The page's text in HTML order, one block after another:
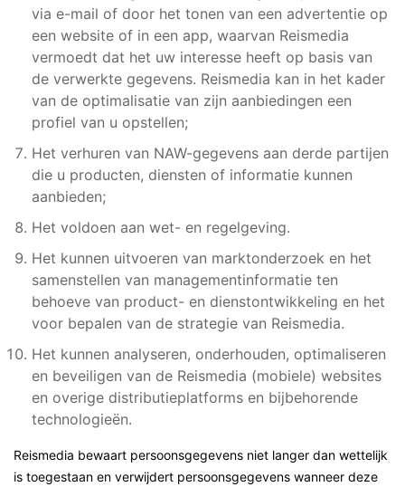
via e-mail of door het tonen van een advertentie op
een website of in een app, waarvan Reismedia
vermoedt dat het uw interesse heeft op basis van
de verwerkte gegevens. Reismedia kan in het kader
van de optimalisatie van zijn aanbiedingen een
profiel van u opstellen;
Het verhuren van NAW-gegevens aan derde partijen
die u producten, diensten of informatie kunnen
aanbieden;
Het voldoen aan wet- en regelgeving.
Het kunnen uitvoeren van marktonderzoek en het
samenstellen van managementinformatie ten
behoeve van product- en dienstontwikkeling en het
voor bepalen van de strategie van Reismedia.
Het kunnen analyseren, onderhouden, optimaliseren
en beveiligen van de Reismedia (mobiele) websites
en overige distributieplatforms en bijbehorende
technologieën.
Reismedia bewaart persoonsgegevens niet langer dan wettelijk
is toegestaan en verwijdert persoonsgegevens wanneer deze